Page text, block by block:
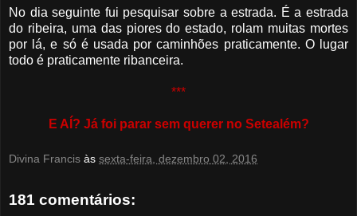
No dia seguinte fui pesquisar sobre a estrada. É a estrada
do ribeira, uma das piores do estado, rolam muitas mortes
por lá, e só é usada por caminhões praticamente. O lugar
todo é praticamente ribanceira.
***
E AÍ? Já foi parar sem querer no Setealém?
Divina Francis às sexta-feira, dezembro 02, 2016
181 comentários: